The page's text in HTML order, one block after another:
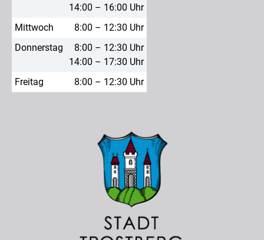
14:00 – 16:00 Uhr
Mittwoch
8:00 – 12:30 Uhr
Donnerstag
8:00 – 12:30 Uhr
14:00 – 17:30 Uhr
Freitag
8:00 – 12:30 Uhr